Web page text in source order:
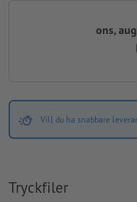
ons,
Vill du ha snabbare
Tryckfiler